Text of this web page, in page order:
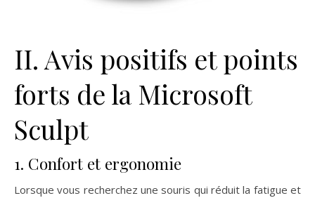
II. Avis positifs et points
forts de la Microsoft
Sculpt
1. Confort et ergonomie
Lorsque vous recherchez une souris qui réduit la fatigue et